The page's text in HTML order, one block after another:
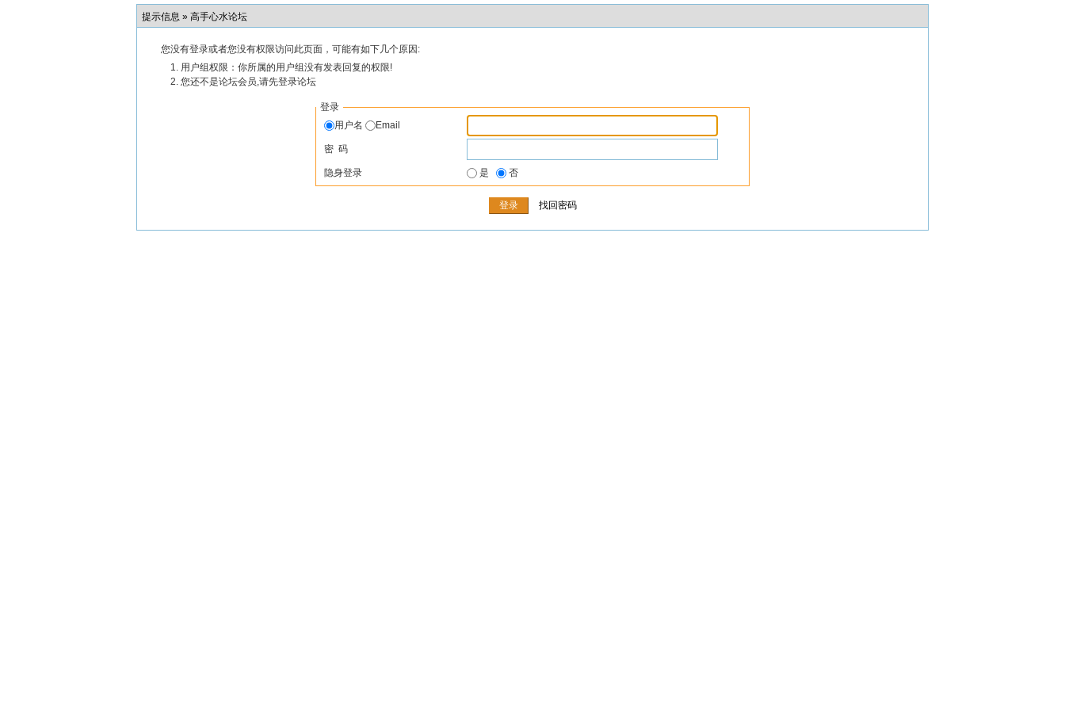
提示信息 » 高手心水论坛
您没有登录或者您没有权限访问此页面，可能有如下几个原因:
用户组权限：你所属的用户组没有发表回复的权限!
您还不是论坛会员,请先登录论坛
登录
用户名
Email
密 码
隐身登录 是 否
找回密码